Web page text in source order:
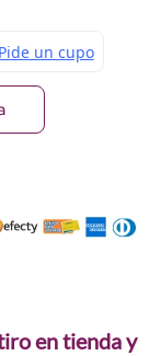
en tienda y